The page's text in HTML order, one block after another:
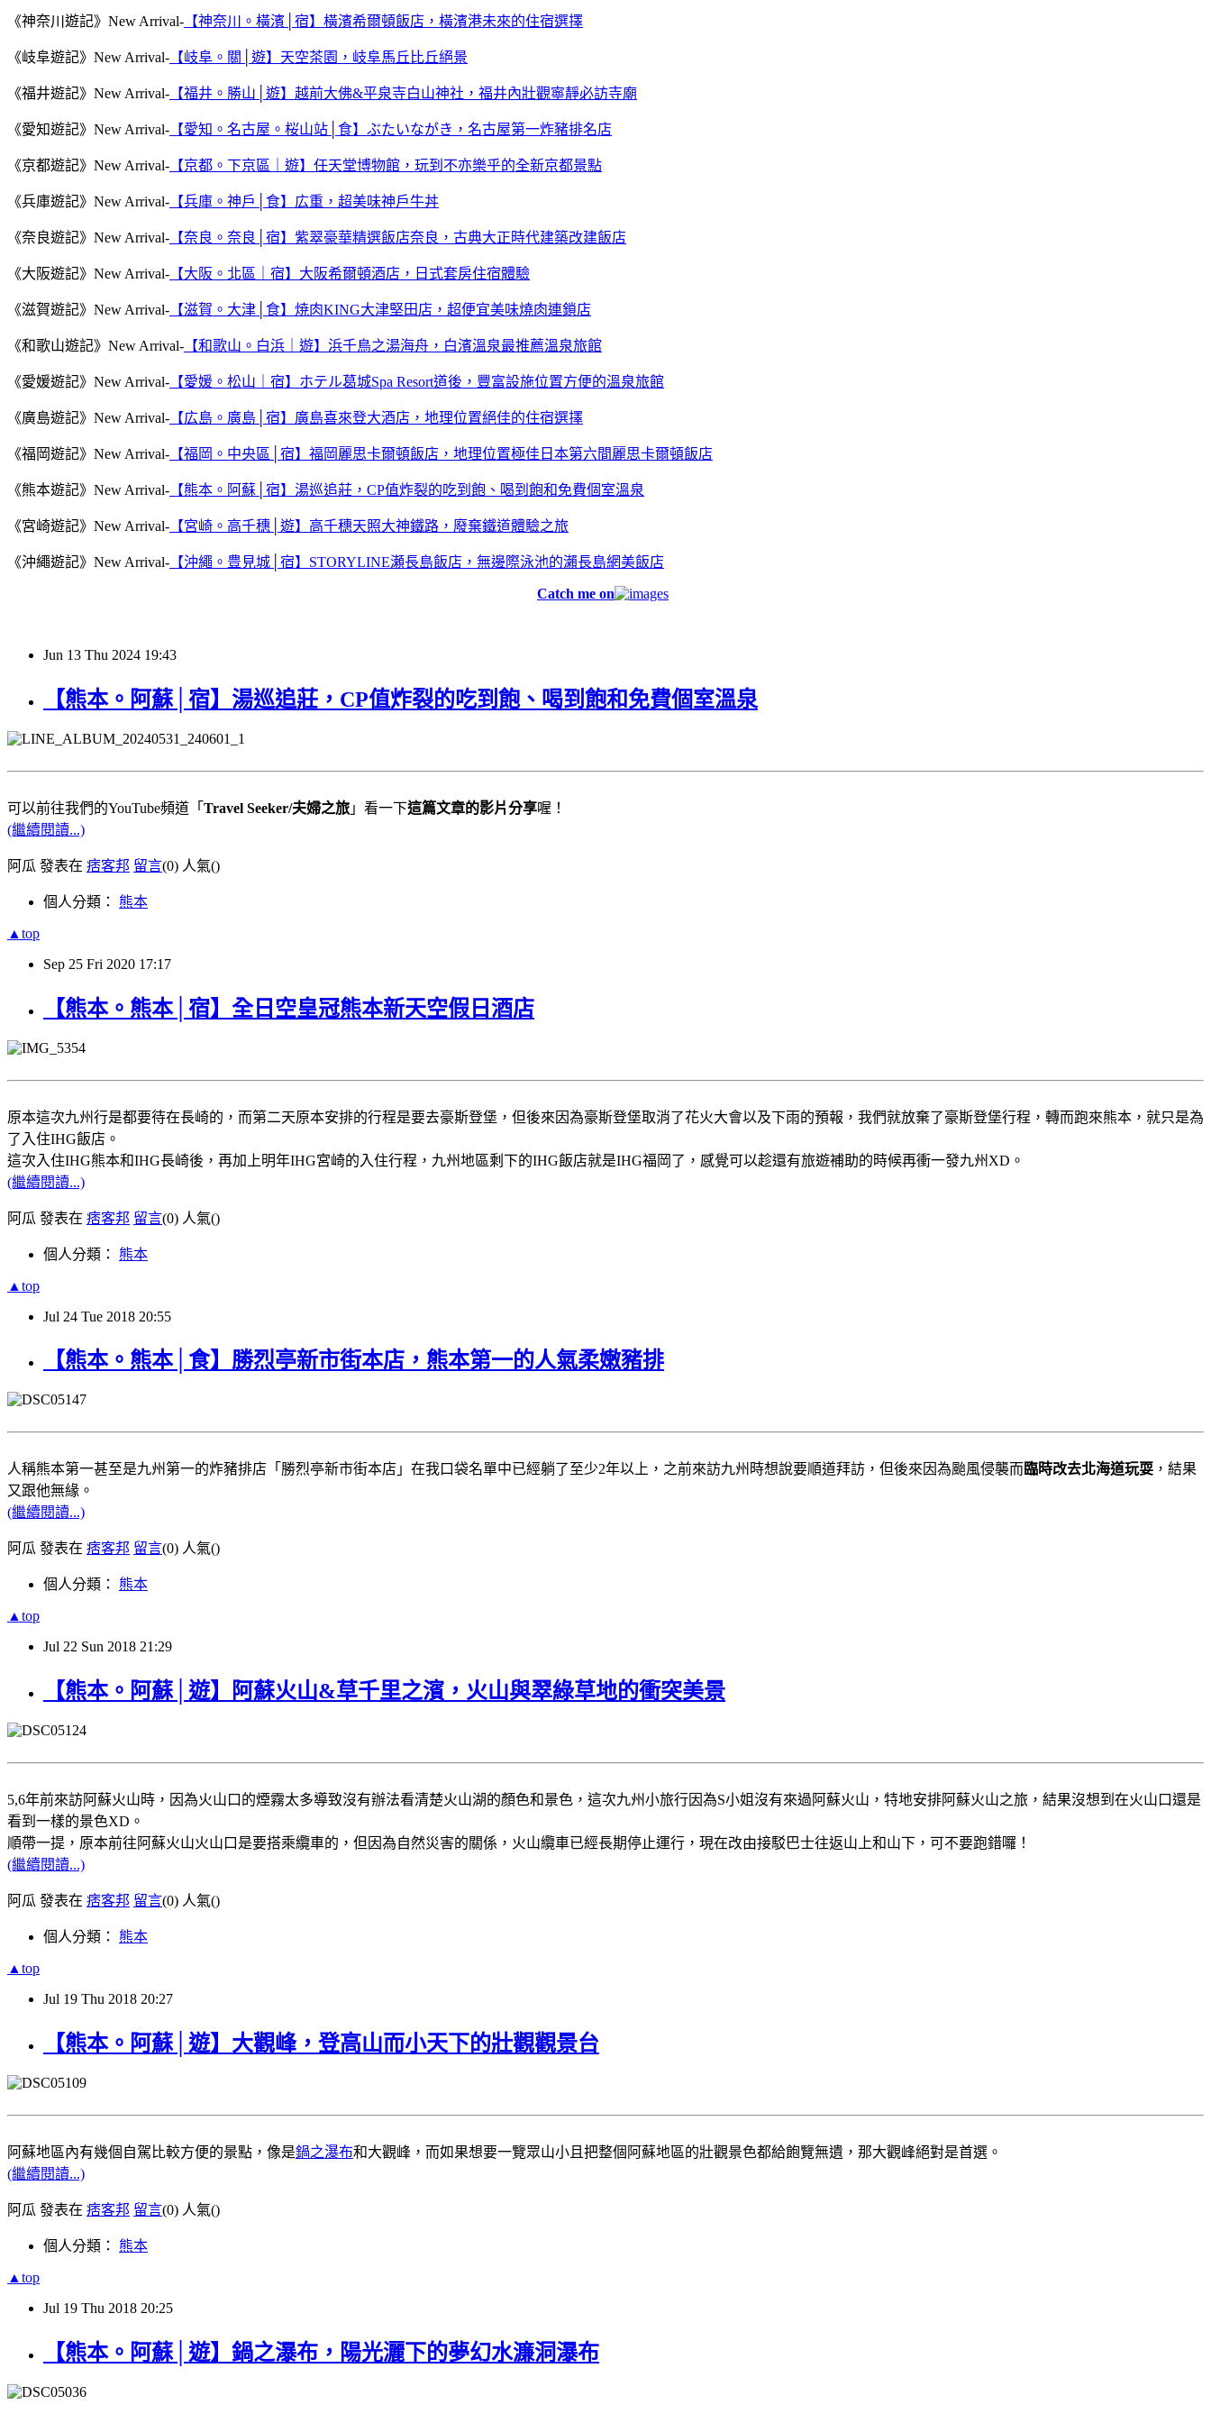
《神奈川遊記》New Arrival- 【神奈川。橫濱│宿】橫濱希爾頓飯店，橫濱港未來的住宿選擇
《岐阜遊記》New Arrival- 【岐阜。關│遊】天空茶園，岐阜馬丘比丘絕景
《福井遊記》New Arrival- 【福井。勝山│遊】越前大佛&平泉寺白山神社，福井內壯觀寧靜必訪寺廟
《愛知遊記》New Arrival- 【愛知。名古屋。桜山站│食】ぶたいながき，名古屋第一炸豬排名店
《京都遊記》New Arrival- 【京都。下京區｜遊】任天堂博物館，玩到不亦樂乎的全新京都景點
《兵庫遊記》New Arrival- 【兵庫。神戶│食】広重，超美味神戶牛丼
《奈良遊記》New Arrival- 【奈良。奈良│宿】紫翠豪華精選飯店奈良，古典大正時代建築改建飯店
《大阪遊記》New Arrival- 【大阪。北區｜宿】大阪希爾頓酒店，日式套房住宿體驗
《滋賀遊記》New Arrival- 【滋賀。大津│食】焼肉KING大津堅田店，超便宜美味燒肉連鎖店
《和歌山遊記》New Arrival- 【和歌山。白浜｜遊】浜千鳥之湯海舟，白濱溫泉最推薦溫泉旅館
《愛媛遊記》New Arrival- 【愛媛。松山｜宿】ホテル葛城Spa Resort道後，豐富設施位置方便的溫泉旅館
《廣島遊記》New Arrival- 【広島。廣島│宿】廣島喜來登大酒店，地理位置絕佳的住宿選擇
《福岡遊記》New Arrival- 【福岡。中央區│宿】福岡麗思卡爾頓飯店，地理位置極佳日本第六間麗思卡爾頓飯店
《熊本遊記》New Arrival- 【熊本。阿蘇│宿】湯巡追莊，CP值炸裂的吃到飽、喝到飽和免費個室溫泉
《宮崎遊記》New Arrival- 【宮崎。高千穗│遊】高千穗天照大神鐵路，廢棄鐵道體驗之旅
《沖繩遊記》New Arrival- 【沖繩。豊見城│宿】STORYLINE瀬長島飯店，無邊際泳池的瀨長島網美飯店
Catch me on
Jun 13 Thu 2024 19:43
【熊本。阿蘇│宿】湯巡追莊，CP值炸裂的吃到飽、喝到飽和免費個室溫泉
可以前往我們的YouTube頻道「 Travel Seeker/夫婦之旅 」看一下這篇文章的影片分享喔！
(繼續閱讀...)
阿瓜 發表在 痞客邦 留言(0) 人氣()
個人分類： 熊本
▲top
Sep 25 Fri 2020 17:17
【熊本。熊本│宿】全日空皇冠熊本新天空假日酒店
原本這次九州行是都要待在長崎的，而第二天原本安排的行程是要去豪斯登堡，但後來因為豪斯登堡取消了花火大會以及下雨的預報，我們就放棄了豪斯登堡行程，轉而跑來熊本，就只是為
了入住IHG飯店。
這次入住IHG熊本和IHG長崎後，再加上明年IHG宮崎的入住行程，九州地區剩下的IHG飯店就是IHG福岡了，感覺可以趁還有旅遊補助的時候再衝一發九州XD。
(繼續閱讀...)
阿瓜 發表在 痞客邦 留言(0) 人氣()
個人分類： 熊本
▲top
Jul 24 Tue 2018 20:55
【熊本。熊本│食】勝烈亭新市街本店，熊本第一的人氣柔嫩豬排
人稱熊本第一甚至是九州第一的炸豬排店「勝烈亭新市街本店」在我口袋名單中已經躺了至少2年以上，之前來訪九州時想說要順道拜訪，但後來因為颱風侵襲而臨時改去北海道玩耍 ，結果
又跟他無緣。
(繼續閱讀...)
阿瓜 發表在 痞客邦 留言(0) 人氣()
個人分類： 熊本
▲top
Jul 22 Sun 2018 21:29
【熊本。阿蘇│遊】阿蘇火山&草千里之濱，火山與翠綠草地的衝突美景
5,6年前來訪阿蘇火山時，因為火山口的煙霧太多導致沒有辦法看清楚火山湖的顏色和景色，這次九州小旅行因為S小姐沒有來過阿蘇火山，特地安排阿蘇火山之旅，結果沒想到在火山口還是
看到一樣的景色XD。
順帶一提，原本前往阿蘇火山火山口是要搭乘纜車的，但因為自然災害的關係，火山纜車已經長期停止運行，現在改由接駁巴士往返山上和山下，可不要跑錯囉！
(繼續閱讀...)
阿瓜 發表在 痞客邦 留言(0) 人氣()
個人分類： 熊本
▲top
Jul 19 Thu 2018 20:27
【熊本。阿蘇│遊】大觀峰，登高山而小天下的壯觀觀景台
阿蘇地區內有幾個自駕比較方便的景點，像是鍋之瀑布和大觀峰，而如果想要一覽眾山小且把整個阿蘇地區的壯觀景色都給飽覽無遺，那大觀峰絕對是首選。
(繼續閱讀...)
阿瓜 發表在 痞客邦 留言(0) 人氣()
個人分類： 熊本
▲top
Jul 19 Thu 2018 20:25
【熊本。阿蘇│遊】鍋之瀑布，陽光灑下的夢幻水濂洞瀑布